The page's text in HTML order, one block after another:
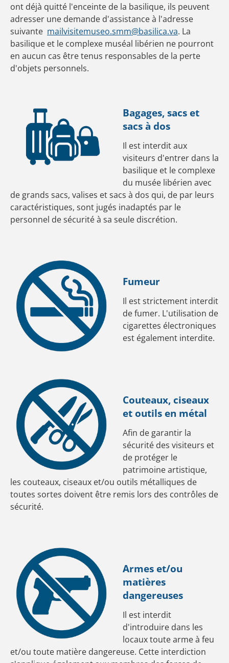
ont déjà quitté l'enceinte de la basilique, ils peuvent
adresser une demande d'assistance à l'adresse
suivante mailvisitemuseo.smm@basilica.va. La
basilique et le complexe muséal libérien ne pourront
en aucun cas être tenus responsables de la perte
d'objets personnels.
Bagages, sacs et
sacs à dos
Il est interdit aux
visiteurs d'entrer dans la
basilique et le complexe
du musée libérien avec
de grands sacs, valises et sacs à dos qui, de par leurs
caractéristiques, sont jugés inadaptés par le
personnel de sécurité à sa seule discrétion.
Fumeur
Il est strictement interdit
de fumer. L'utilisation de
cigarettes électroniques
est également interdite.
Couteaux, ciseaux
et outils en métal
Afin de garantir la
sécurité des visiteurs et
de protéger le
patrimoine artistique,
les couteaux, ciseaux et/ou outils métalliques de
toutes sortes doivent être remis lors des contrôles de
sécurité.
Armes et/ou
matières
dangereuses
Il est interdit
d'introduire dans les
locaux toute arme à feu
et/ou toute matière dangereuse. Cette interdiction